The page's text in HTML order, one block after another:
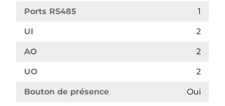
Ports RS485 1
UI 2
AO 2
UO 2
Bouton de présence Oui